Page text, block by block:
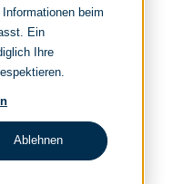
beim
Ein
Ihre
Ablehnen